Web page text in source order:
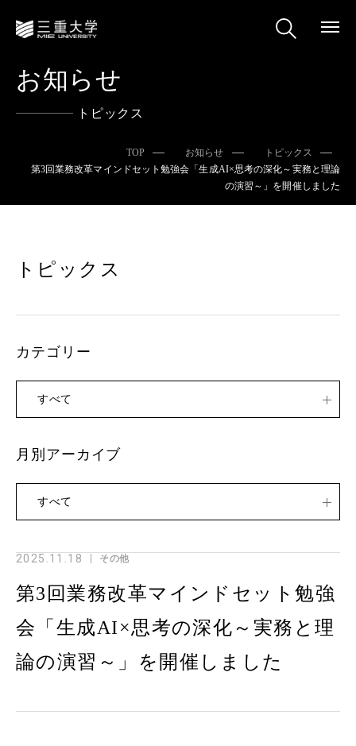
お知らせ
トピックス
TOP お知らせ
トピックス
第3回業務改革マインドセット勉強会「生成AI×思考の深化～実務と理論
の演習～」を開催しました
2025.11.18 その他
第3回業務改革マインドセット勉強
会「生成AI×思考の深化～実務と理
論の演習～」を開催しました
トピックス
カテゴリー
すべて
月別アーカイブ
すべて